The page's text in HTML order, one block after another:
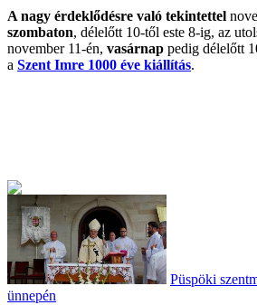
A nagy érdeklődésre való tekintettel
szombaton, délelőtt 10-től este 8-ig, az
november 11-én, vasárnap pedig délelőtt
a Szent Imre 1000 éve kiállítás.
Püspöki
ünnepén